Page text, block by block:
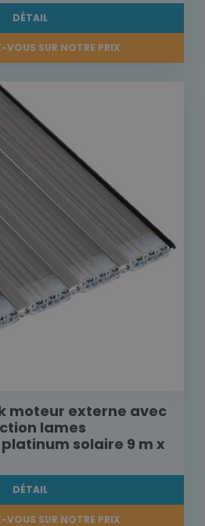
DÉTAIL
VOUS SUR NOTRE PRIX
moteur externe avec
lames
solaire 9 m x
DÉTAIL
VOUS SUR NOTRE PRIX